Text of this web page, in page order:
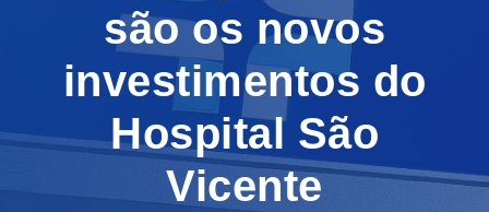
são os novos
investimentos do
Hospital São
Vicente